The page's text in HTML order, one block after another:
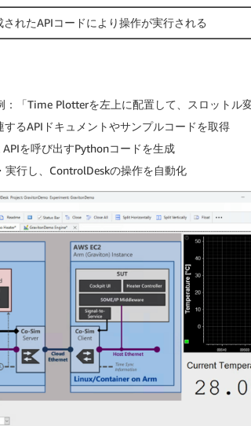
されたAPIコードにより操作が実行される
「Time Plotterを左上に配置して、スロットル
るAPIドキュメントやサンプルコードを取得
を呼び出すPythonコードを生成
行し、ControlDeskの操作を自動化